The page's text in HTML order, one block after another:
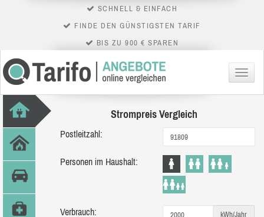
SCHNELL & EINFACH
FINDE DEN GÜNSTIGSTEN TARIF
BIS ZU 900 € SPAREN
Menü
Strompreis Vergleich
Postleitzahl:
Personen im Haushalt:
Verbrauch: kWh/Jahr